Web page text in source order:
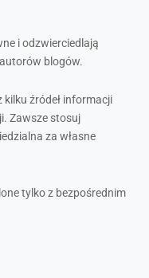
i odzwierciedlają
blogów.
źródeł informacji
Zawsze stosuj
za własne
tylko z bezpośrednim